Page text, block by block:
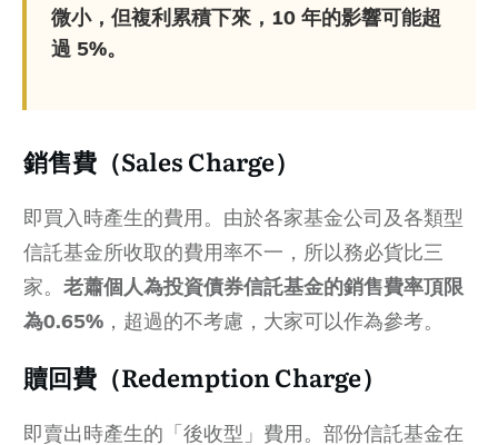
微小，但複利累積下來，10 年的影響可能超
過 5%。
銷售費（Sales Charge）
即買入時產生的費用。由於各家基金公司及各類型
信託基金所收取的費用率不一，所以務必貨比三
家。 老蕭個人為投資債券信託基金的銷售費率頂限
為0.65% ，超過的不考慮，大家可以作為參考。
贖回費（Redemption Charge）
即賣出時產生的「後收型」費用。部份信託基金在